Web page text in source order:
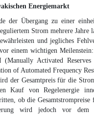
Energiemarkt
der Übergang zu einer
Strom mehrere Jahre
und jegliches
einem wichtigen
Activated
of Automated Frequency
der Gesamtpreis für die
Kauf von Regelenergie
ob die Gesamtstrompreise
wird jedoch vor dem